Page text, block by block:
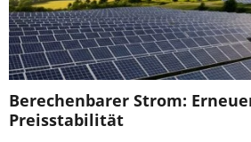
Berechenbarer Strom:
Preisstabilität